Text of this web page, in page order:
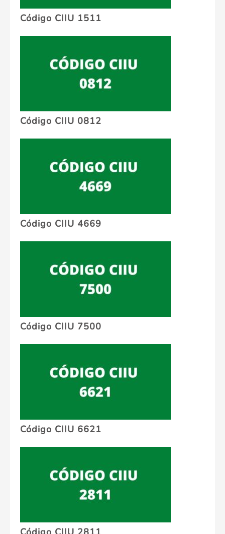
Código CIIU 1511
Código CIIU 0812
Código CIIU 4669
Código CIIU 7500
Código CIIU 6621